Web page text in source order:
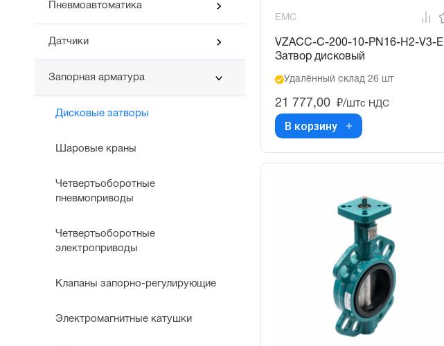
Пневмоавтоматика
Датчики
Запорная арматура
Дисковые затворы
Шаровые краны
Четвертьоборотные
пневмоприводы
Четвертьоборотные
электроприводы
Клапаны запорно-регулирующие
Электромагнитные катушки
EMC
VZACC-C-200-10-PN16-H2-V3-E
Затвор дисковый
Удалённый склад 26 шт
21 777,00 ₽/штс НДС
В корзину